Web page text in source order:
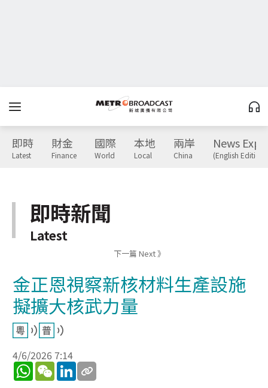
即時
Latest
財金
Finance
國際
World
本地
Local
兩岸
China
News
(English Edition)
即時新聞
Latest
下一篇 Next 》
金正恩視察新核材料生產設施
擬擴大核武力量
4/6/2026 7:14
WhatsApp
WeChatLinkedIn